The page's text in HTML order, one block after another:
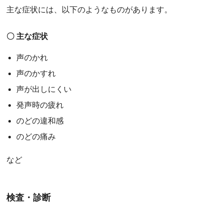
主な症状には、以下のようなものがあります。
〇 主な症状
声のかれ
声のかすれ
声が出しにくい
発声時の疲れ
のどの違和感
のどの痛み
など
検査・診断